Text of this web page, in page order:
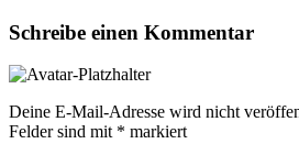
Schreibe einen Kommentar
Deine E-Mail-Adresse wird nicht
Felder sind mit * markiert